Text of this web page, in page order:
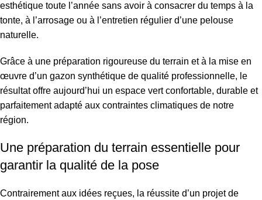
esthétique toute l’année sans avoir à consacrer du temps à la
tonte, à l’arrosage ou à l’entretien régulier d’une pelouse
naturelle.
Grâce à une préparation rigoureuse du terrain et à la mise en
œuvre d’un gazon synthétique de qualité professionnelle, le
résultat offre aujourd’hui un espace vert confortable, durable et
parfaitement adapté aux contraintes climatiques de notre
région.
Une préparation du terrain essentielle pour
garantir la qualité de la pose
Contrairement aux idées reçues, la réussite d’un projet de